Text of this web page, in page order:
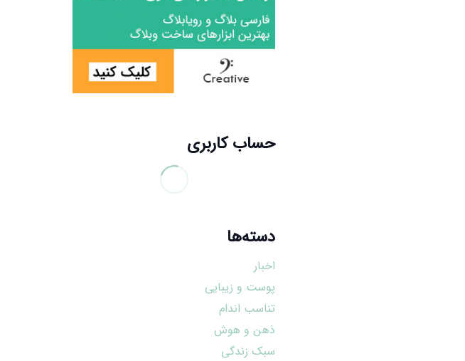
حساب کاربری
دسته‌ها
اخبار
پوست و زیبایی
تناسب اندام
ذهن و هوش
سبک زندگی